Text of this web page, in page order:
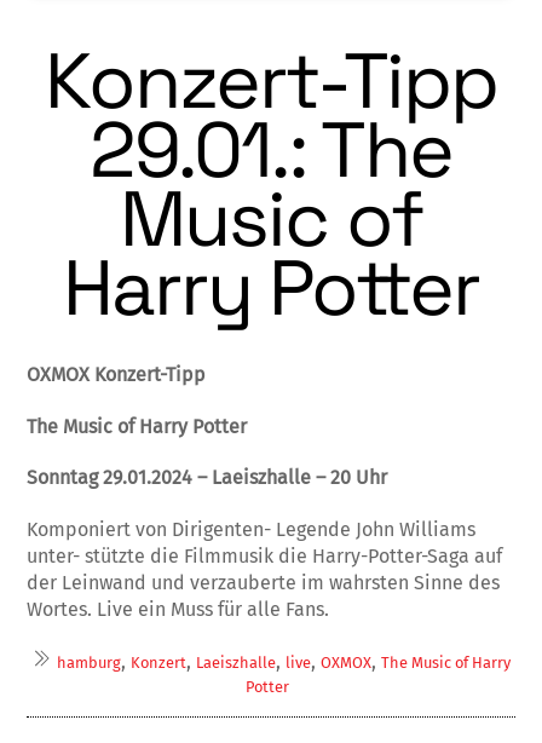
Konzert-Tipp
29.01.: The
Music of
Harry Potter
OXMOX Konzert-Tipp
The Music of Harry Potter
Sonntag 29.01.2024 – Laeiszhalle – 20 Uhr
Komponiert von Dirigenten- Legende John Williams
unter- stützte die Filmmusik die Harry-Potter-Saga auf
der Leinwand und verzauberte im wahrsten Sinne des
Wortes. Live ein Muss für alle Fans.
hamburg, Konzert, Laeiszhalle, live, OXMOX, The Music of Harry
Potter